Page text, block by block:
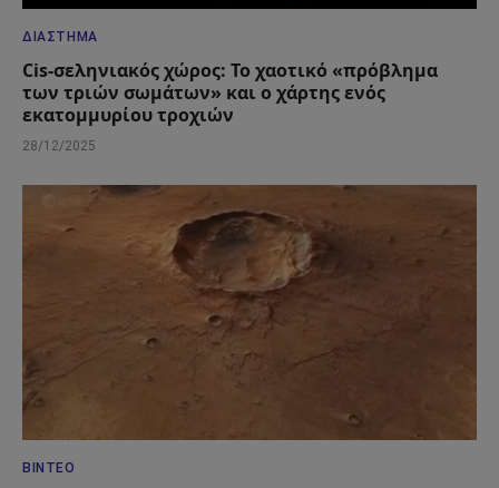
ΔΙΆΣΤΗΜΑ
Cis-σεληνιακός χώρος: Το χαοτικό «πρόβλημα
των τριών σωμάτων» και ο χάρτης ενός
εκατομμυρίου τροχιών
28/12/2025
ΒΊΝΤΕΟ